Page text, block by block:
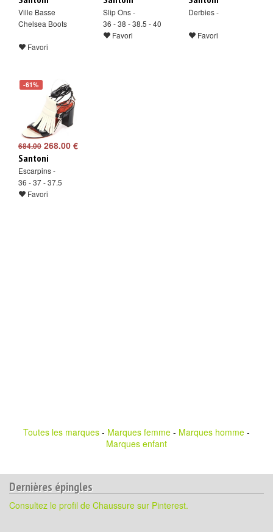
Ville Basse
Chelsea Boots
Favori
Slip Ons -
36 - 38 - 38.5 - 40
Favori
Derbies -
Favori
-61%
684.00 268.00 €
Santoni
Escarpins -
36 - 37 - 37.5
Favori
Toutes les marques - Marques femme - Marques homme -
Marques enfant
Dernières épingles
Consultez le profil de Chaussure sur Pinterest.